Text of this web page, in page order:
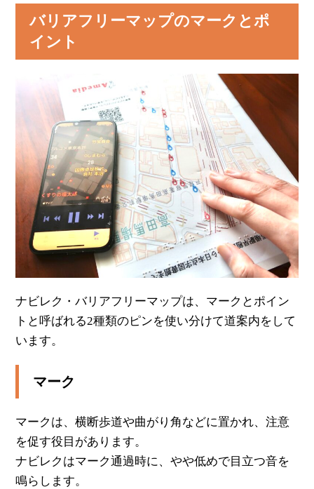
バリアフリーマップのマークとポ
イント
ナビレク・バリアフリーマップは、マークとポイン
トと呼ばれる2種類のピンを使い分けて道案内をして
います。
マーク
マークは、横断歩道や曲がり角などに置かれ、注意
を促す役目があります。
ナビレクはマーク通過時に、やや低めで目立つ音を
鳴らします。